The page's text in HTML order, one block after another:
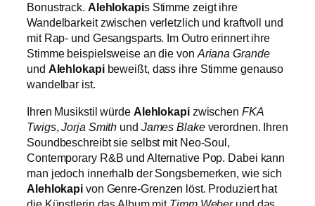
Bonustrack. Alehlokapis Stimme zeigt ihre
Wandelbarkeit zwischen verletzlich und kraftvoll und
mit Rap- und Gesangsparts. Im Outro erinnert ihre
Stimme beispielsweise an die von Ariana Grande
und Alehlokapibeweißt, dass ihre Stimme genauso
wandelbar ist.
Ihren Musikstil würde Alehlokapizwischen FKA
Twigs,Jorja Smith und James Blakeverordnen. Ihren
Soundbeschreibt sie selbst mit Neo-Soul,
Contemporary R&B und Alternative Pop. Dabei kann
man jedoch innerhalb der Songsbemerken, wie sich
Alehlokapi von Genre-Grenzen löst. Produziert hat